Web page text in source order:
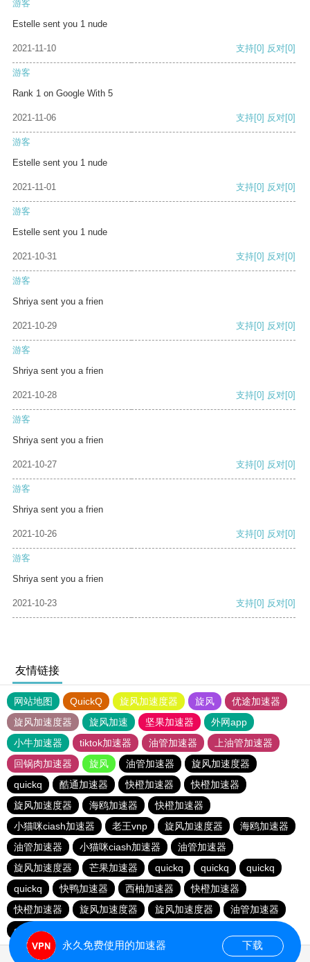
游客
Estelle sent you 1 nude
2021-11-10 支持[0] 反对[0]
游客
Rank 1 on Google With 5
2021-11-06 支持[0] 反对[0]
游客
Estelle sent you 1 nude
2021-11-01 支持[0] 反对[0]
游客
Estelle sent you 1 nude
2021-10-31 支持[0] 反对[0]
游客
Shriya sent you a frien
2021-10-29 支持[0] 反对[0]
游客
Shriya sent you a frien
2021-10-28 支持[0] 反对[0]
游客
Shriya sent you a frien
2021-10-27 支持[0] 反对[0]
游客
Shriya sent you a frien
2021-10-26 支持[0] 反对[0]
游客
Shriya sent you a frien
2021-10-23 支持[0] 反对[0]
友情链接
网站地图 QuickQ 旋风加速度器 旋风
优途加速器
旋风加速度器
旋风加速 坚果加速器
外网app
小牛加速器
tiktok加速器 油管加速器
上油管加速器
回锅肉加速器
旋风 油管加速器
旋风加速度器
quickq
酷通加速器 快橙加速器
快橙加速器
旋风加速度器
海鸥加速器
快橙加速器
小猫咪ciash加速器
老王vnp 旋风加速度器
海鸥加速器
油管加速器
小猫咪ciash加速器
油管加速器
旋风加速度器
芒果加速器 quickq quickq
quickq
quickq
快鸭加速器 西柚加速器
快橙加速器
快橙加速器
旋风加速度器 旋风加速度器
油管加速器
quickq
永久免费使用的加速器 下载